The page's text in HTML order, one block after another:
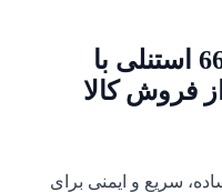
خرید فازمتر مدل 119-66 استنلی با
فروش کالا
ساده، سریع و ایمنی برای